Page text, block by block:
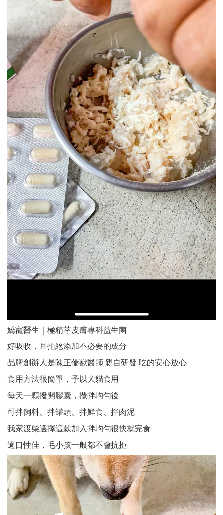
嬌寵醫生｜極精萃皮膚專科益生菌
好吸收，且拒絕添加不必要的成分
品牌創辦人是陳正倫獸醫師 親自研發 吃的安心放心
食用方法很簡單，予以犬貓食用
每天一顆撥開膠囊，攪拌均勻後
可拌飼料、拌罐頭、拌鮮食、拌肉泥
我家渡柴選擇這款加入拌均勻很快就完食
適口性佳，毛小孩一般都不會抗拒